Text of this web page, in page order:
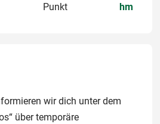
Punkt
hm
wir dich unter dem
über temporäre